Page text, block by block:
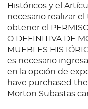
Históricos y el
necesario realizar
obtener el PERMISO
O DEFINITIVA DE
MUEBLES
es necesario
en la opción de
have purchased
Morton Subastas